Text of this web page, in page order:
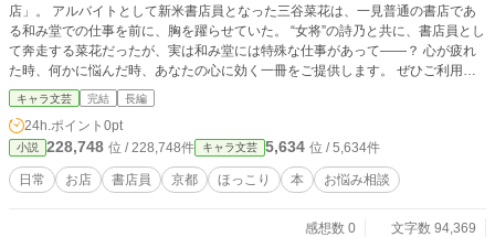
店」。 アルバイトとして新米書店員となった三谷菜花は、一見普通の書店であ
る和み堂での仕事を前に、胸を躍らせていた。 “女将”の詩乃と共に、書店員とし
て奔走する菜花だったが、実は和み堂には特殊な仕事があって——？ 心が疲れ
た時、何かに悩んだ時、あなたの心に効く一冊をご提供します。 ぜひご利用く
ださい。
キャラ文芸 完結 長編
24h.ポイント 0pt
小説 228,748 位 / 228,748件 キャラ文芸 5,634 位 / 5,634件
日常 お店 書店員 京都 ほっこり 本 お悩み相談
感想数 0
文字数 94,369